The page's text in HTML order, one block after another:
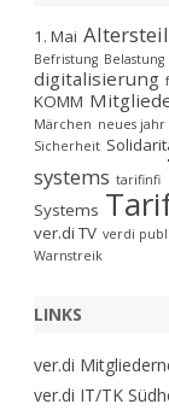
1. Mai
Befristung Belastung
digitalisierung
KOMM
Märchen neues jahr
Sicherheit
systems tarifinfi
Systems
ver.di TV verdi
Warnstreik
LINKS
ver.di
ver.di IT/TK